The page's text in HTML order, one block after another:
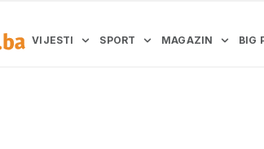
VIJESTI SPORT MAGAZIN BIG